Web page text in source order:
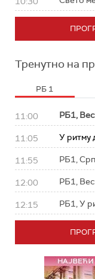
Тренутно на
РБ 1
11:00 РБ1,
11:05 У ритму
11:55 РБ1,
12:00 РБ1,
12:15 РБ1, У